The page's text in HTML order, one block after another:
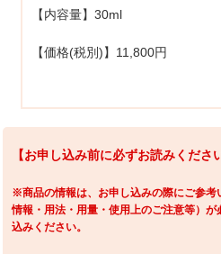
【内容量】30ml
【価格(税別)】11,800円
【お申し込み前に必ずお読みください
※商品の情報は、お申し込みの際にご参考
情報・用法・用量・使用上のご注意等）
込みください。